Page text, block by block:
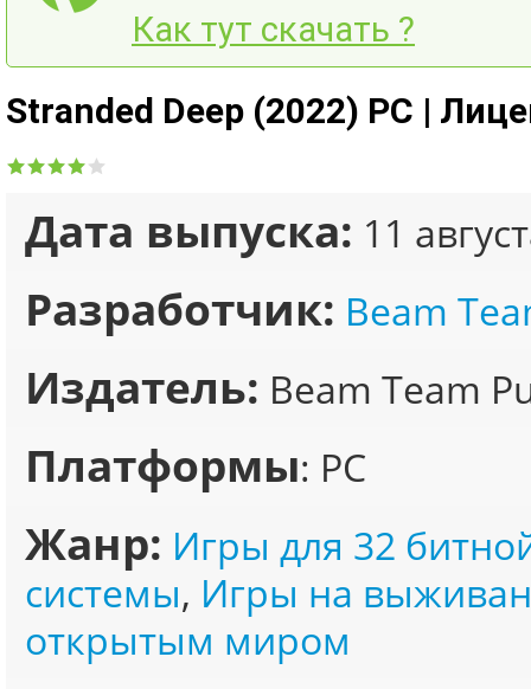
Как тут скачать ?
Stranded Deep (2022) PC |
Дата выпуска: 11
Разработчик: Beam
Издатель: Beam Team
Платформы: PC
Жанр: Игры для 32
системы, Игры на
открытым миром